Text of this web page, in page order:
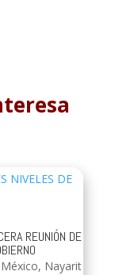
REUNIÓN DE
México, Nayarit